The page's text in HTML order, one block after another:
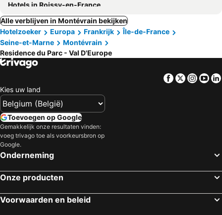
Hotels in Roissy-en-France
Alle verblijven in Montévrain bekijken
Hotelzoeker
Europa Frankrijk
Île-de-France
Seine-et-Marne
Montévrain
Residence du Parc - Val D'Europe
Facebook
Twitter
Kies uw land
Toevoegen op Google
Gemakkelijk onze resultaten vinden:
voeg trivago toe als voorkeursbron op
Google.
Onderneming
Onze producten
Voorwaarden en beleid